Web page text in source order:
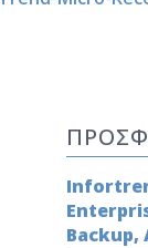
Backup,